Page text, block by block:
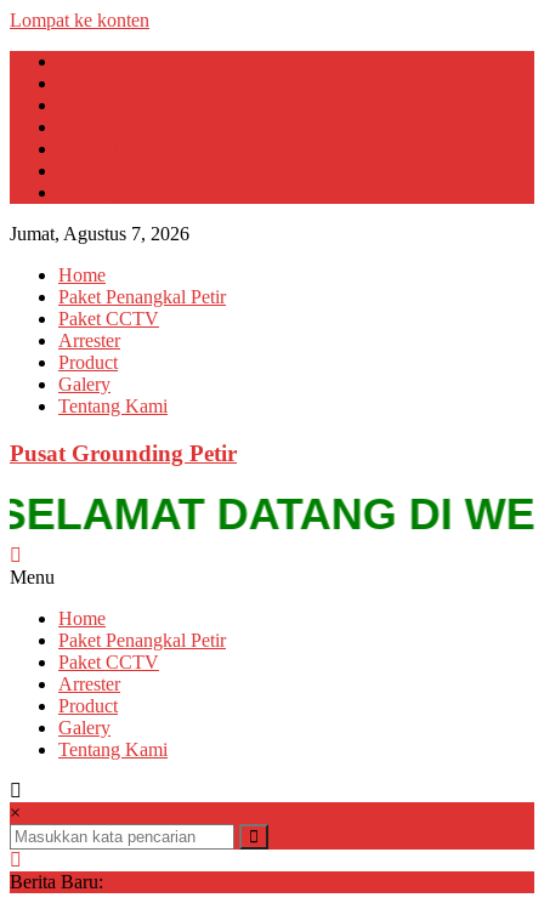
Lompat ke konten
Jumat, Agustus 7, 2026
Home
Paket Penangkal Petir
Paket CCTV
Arrester
Product
Galery
Tentang Kami
Pusat Grounding Petir
DATANG DI
Menu
Home
Paket Penangkal Petir
Paket CCTV
Arrester
Product
Galery
Tentang Kami
×
Berita Baru: